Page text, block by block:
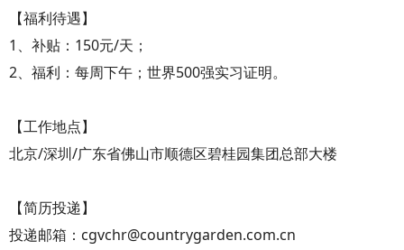
【福利待遇】
1、补贴：150元/天；
2、福利：每周下午；世界500强实习证明。
【工作地点】
北京/深圳/广东省佛山市顺德区碧桂园集团总部大楼
【简历投递】
投递邮箱：cgvchr@countrygarden.com.cn